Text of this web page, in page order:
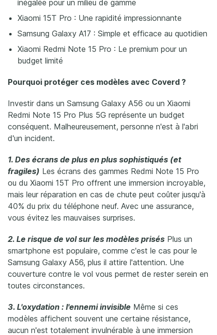
inégalée pour un milieu de gamme
Xiaomi 15T Pro : Une rapidité impressionnante
Samsung Galaxy A17 : Simple et efficace au quotidien
Xiaomi Redmi Note 15 Pro : Le premium pour un
budget limité
Pourquoi protéger ces modèles avec Coverd ?
Investir dans un Samsung Galaxy A56 ou un Xiaomi
Redmi Note 15 Pro Plus 5G représente un budget
conséquent. Malheureusement, personne n'est à l'abri
d'un incident.
1. Des écrans de plus en plus sophistiqués (et
fragiles) Les écrans des gammes Redmi Note 15 Pro
ou du Xiaomi 15T Pro offrent une immersion incroyable,
mais leur réparation en cas de chute peut coûter jusqu'à
40% du prix du téléphone neuf. Avec une assurance,
vous évitez les mauvaises surprises.
2. Le risque de vol sur les modèles prisés Plus un
smartphone est populaire, comme c'est le cas pour le
Samsung Galaxy A56, plus il attire l'attention. Une
couverture contre le vol vous permet de rester serein en
toutes circonstances.
3. L'oxydation : l'ennemi invisible Même si ces
modèles affichent souvent une certaine résistance,
aucun n'est totalement invulnérable à une immersion